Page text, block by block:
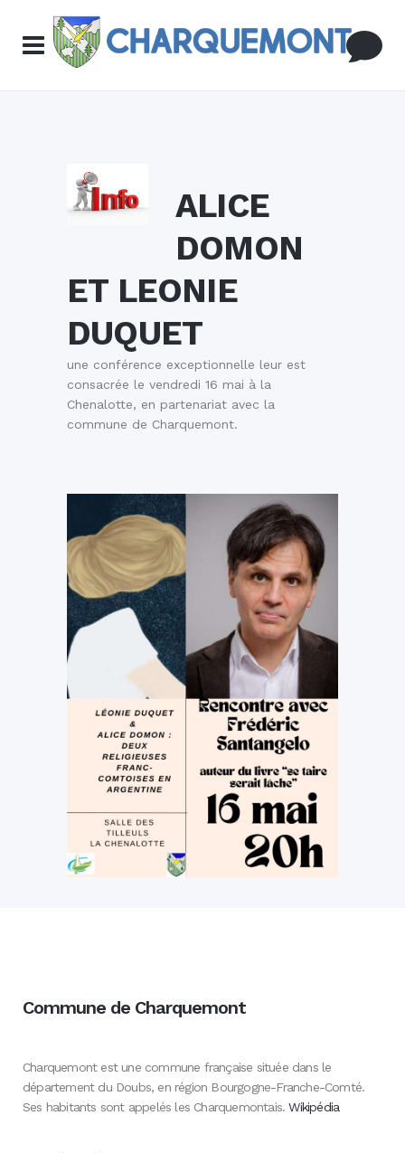
ALICE
DOMON
ET LEONIE
DUQUET
une conférence exceptionnelle leur est
consacrée le vendredi 16 mai à la
Chenalotte, en partenariat avec la
commune de Charquemont.
Commune de Charquemont
Charquemont est une commune française située dans le
département du Doubs, en région Bourgogne-Franche-Comté.
Ses habitants sont appelés les Charquemontais.Wikipédia